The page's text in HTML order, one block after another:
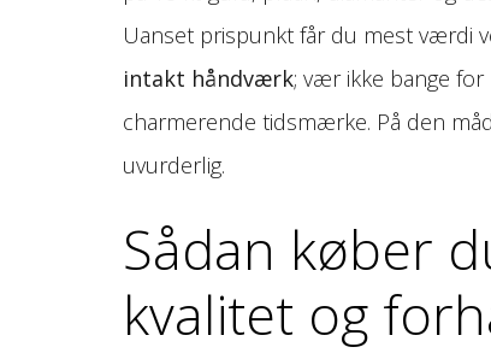
Uanset prispunkt får du mest værdi
intakt håndværk; vær ikke bange
charmerende tidsmærke. På den
uvurderlig.
Sådan køber
kvalitet og